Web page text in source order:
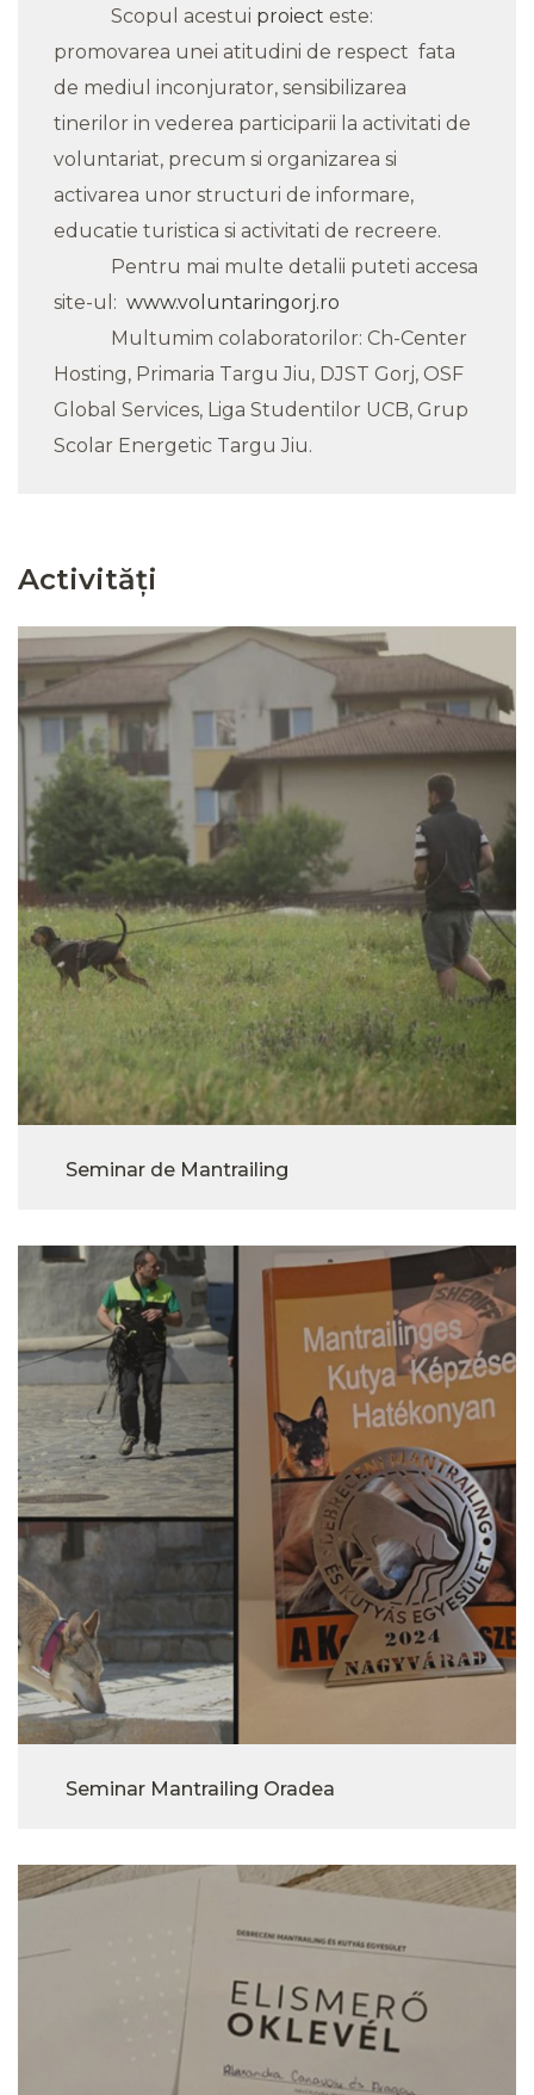
Scopul acestui proiect este:
promovarea unei atitudini de respect fata
de mediul inconjurator, sensibilizarea
tinerilor in vederea participarii la activitati de
voluntariat, precum si organizarea si
activarea unor structuri de informare,
educatie turistica si activitati de recreere.
Pentru mai multe detalii puteti accesa
site-ul: www.voluntaringorj.ro
Multumim colaboratorilor: Ch-Center
Hosting, Primaria Targu Jiu, DJST Gorj, OSF
Global Services, Liga Studentilor UCB, Grup
Scolar Energetic Targu Jiu.
Activități
Seminar de Mantrailing
Seminar Mantrailing Oradea